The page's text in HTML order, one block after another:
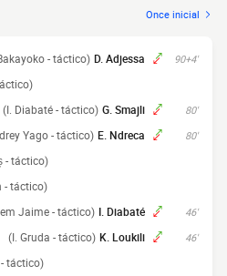
Once inicial
90+4'
D. Adjessa
- táctico)
80'
G. Smajli
(I. Diabaté - táctico)
80'
E. Ndreca
Yago - táctico)
- táctico)
- táctico)
46'
I. Diabaté
Jaime - táctico)
46'
K. Loukili
(I. Gruda - táctico)
táctico)